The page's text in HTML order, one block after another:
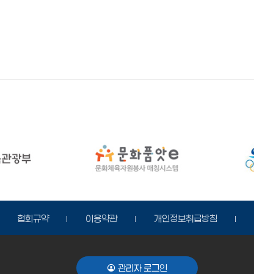
협회규약 이용약관 개인정보취급방침
관리자 로그인